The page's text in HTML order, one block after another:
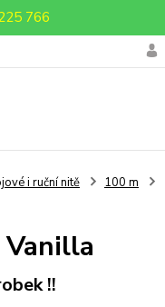
766
i ruční nitě 100 m
!!